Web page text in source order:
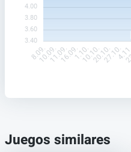
4.00
3.80
3.60
3.40
8.09.
10.09.11.09.16.09.1.10.10.10.20.10.27.10.
Juegos similares